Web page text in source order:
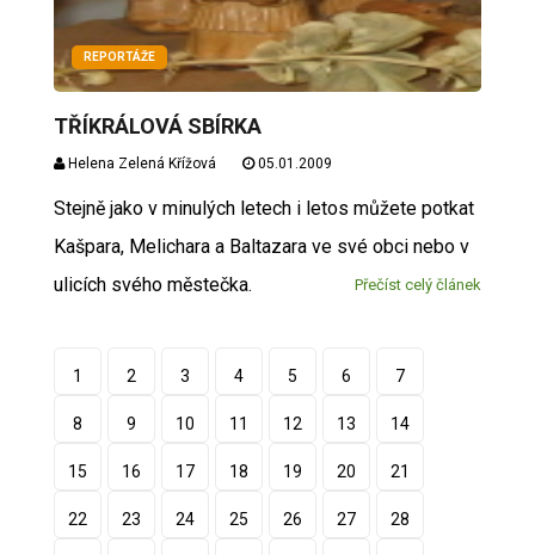
REPORTÁŽE
TŘÍKRÁLOVÁ SBÍRKA
Helena Zelená Křížová 05.01.2009
Stejně jako v minulých letech i letos můžete potkat
Kašpara, Melichara a Baltazara ve své obci nebo v
ulicích svého městečka.
Přečíst celý článek
1 2 3 4 5 6 7
8 9 10 11 12 13 14
15 16 17 18 19 20 21
22 23 24 25 26 27 28